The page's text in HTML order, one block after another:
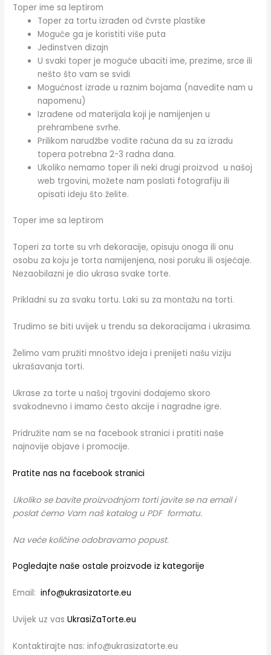
Toper ime sa leptirom
Toper za tortu izrađen od čvrste plastike
Moguće ga je koristiti više puta
Jedinstven dizajn
U svaki toper je moguće ubaciti ime, prezime, srce ili
nešto što vam se svidi
Mogućnost izrade u raznim bojama (navedite nam u
napomenu)
Izrađene od materijala koji je namijenjen u
prehrambene svrhe.
Prilikom narudžbe vodite računa da su za izradu
topera potrebna 2-3 radna dana.
Ukoliko nemamo toper ili neki drugi proizvod u našoj
web trgovini, možete nam poslati fotografiju ili
opisati ideju što želite.
Toper ime sa leptirom
Toperi za torte su vrh dekoracije, opisuju onoga ili onu
osobu za koju je torta namijenjena, nosi poruku ili osjećaje.
Nezaobilazni je dio ukrasa svake torte.
Prikladni su za svaku tortu. Laki su za montažu na torti.
Trudimo se biti uvijek u trendu sa dekoracijama i ukrasima.
Želimo vam pružiti mnoštvo ideja i prenijeti našu viziju
ukrašavanja torti.
Ukrase za torte u našoj trgovini dodajemo skoro
svakodnevno i imamo često akcije i nagradne igre.
Pridružite nam se na facebook stranici i pratiti naše
najnovije objave i promocije.
Pratite nas na facebook stranici
Ukoliko se bavite proizvodnjom torti javite se na email i
poslat ćemo Vam naš katalog u PDF formatu.
Na veće količine odobravamo popust.
Pogledajte naše ostale proizvode iz kategorije
Email:info@ukrasizatorte.eu
Uvijek uz vasUkrasiZaTorte.eu
Kontaktirajte nas: info@ukrasizatorte.eu